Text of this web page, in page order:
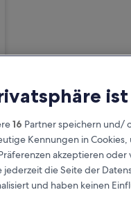
16 Partner speichern und/
Kennungen in
akzeptieren
jederzeit die Seite der
und haben keinen